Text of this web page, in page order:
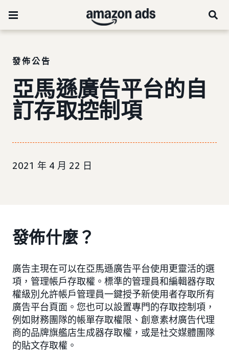
發佈公告
亞馬遜廣告平台的自
訂存取控制項
2021 年 4 月 22 日
發佈什麼？
廣告主現在可以在亞馬遜廣告平台使用更靈活的選
項，管理帳戶存取權。標準的管理員和編輯器存取
權級別允許帳戶管理員一鍵授予新使用者存取所有
廣告平台頁面。您也可以設置專門的存取控制項，
例如財務團隊的帳單存取權限、創意素材廣告代理
商的品牌旗艦店生成器存取權，或是社交媒體團隊
的貼文存取權。